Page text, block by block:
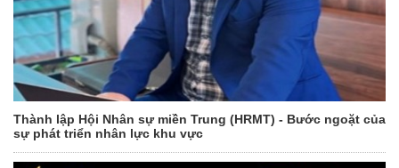
Thành lập Hội Nhân sự miền Trung (HRMT) - Bước ngoặt của
sự phát triển nhân lực khu vực